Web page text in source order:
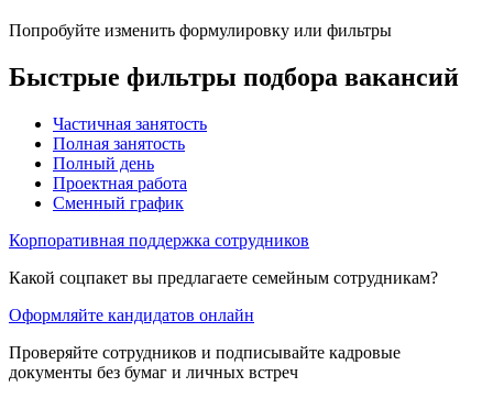
Попробуйте изменить формулировку или фильтры
Быстрые фильтры подбора вакансий
Частичная занятость
Полная занятость
Полный день
Проектная работа
Сменный график
Корпоративная поддержка сотрудников
Какой соцпакет вы предлагаете семейным сотрудникам?
Оформляйте кандидатов онлайн
Проверяйте сотрудников и подписывайте кадровые
документы без бумаг и личных встреч